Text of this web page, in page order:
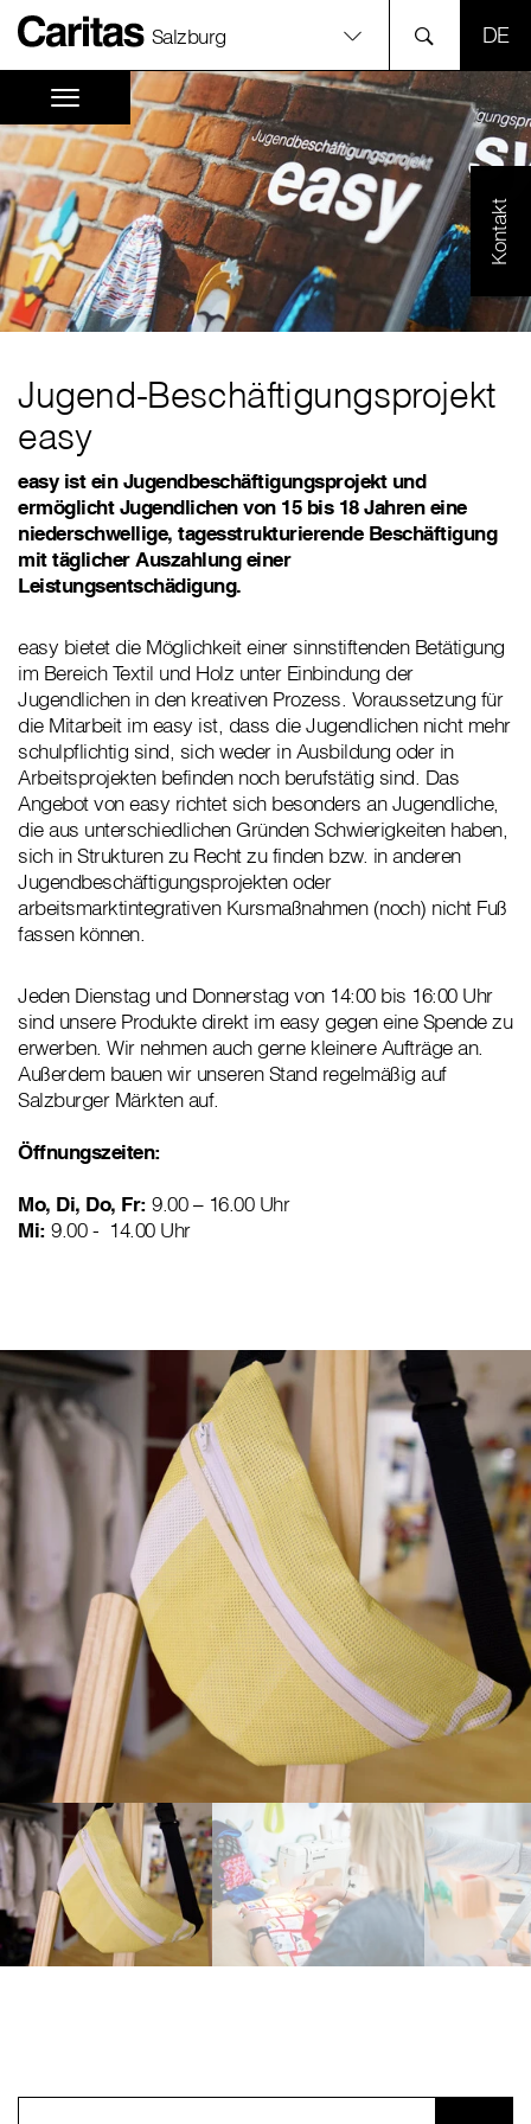
Salzburg
Kontakt
Jugend-Beschäftigungsprojekt
easy
easy ist ein Jugendbeschäftigungsprojekt und
ermöglicht Jugendlichen von 15 bis 18 Jahren eine
niederschwellige, tagesstrukturierende Beschäftigung
mit täglicher Auszahlung einer
Leistungsentschädigung.
easy bietet die Möglichkeit einer sinnstiftenden Betätigung
im Bereich Textil und Holz unter Einbindung der
Jugendlichen in den kreativen Prozess. Voraussetzung für
die Mitarbeit im easy ist, dass die Jugendlichen nicht mehr
schulpflichtig sind, sich weder in Ausbildung oder in
Arbeitsprojekten befinden noch berufstätig sind. Das
Angebot von easy richtet sich besonders an Jugendliche,
die aus unterschiedlichen Gründen Schwierigkeiten haben,
sich in Strukturen zu Recht zu finden bzw. in anderen
Jugendbeschäftigungsprojekten oder
arbeitsmarktintegrativen Kursmaßnahmen (noch) nicht Fuß
fassen können.
Jeden Dienstag und Donnerstag von 14:00 bis 16:00 Uhr
sind unsere Produkte direkt im easy gegen eine Spende zu
erwerben. Wir nehmen auch gerne kleinere Aufträge an.
Außerdem bauen wir unseren Stand regelmäßig auf
Salzburger Märkten auf.
Öffnungszeiten:
Mo, Di, Do, Fr: 9.00 – 16.00 Uhr
Mi: 9.00 - 14.00 Uhr